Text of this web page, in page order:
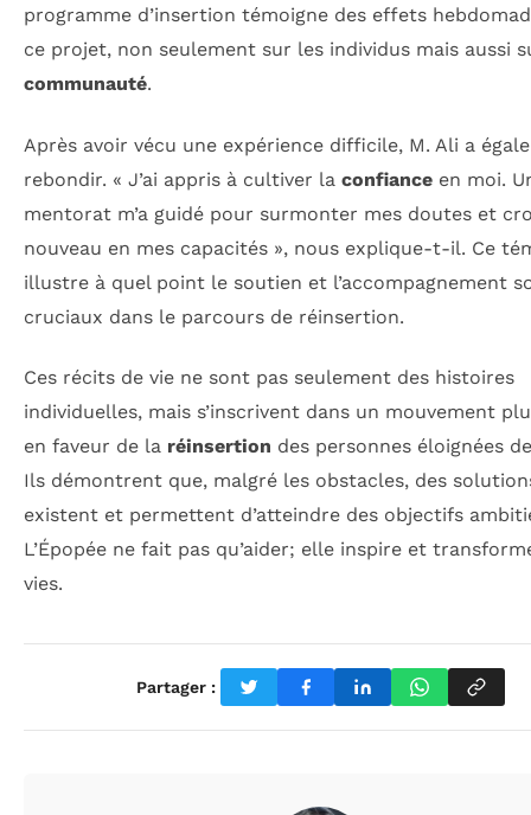
programme d’insertion témoigne des effets
ce projet, non seulement sur les individus mais aussi
communauté.
Après avoir vécu une expérience difficile, M. Ali a
rebondir. « J’ai appris à cultiver la confiance en moi.
mentorat m’a guidé pour surmonter mes doutes et
nouveau en mes capacités », nous explique-t-il. Ce
illustre à quel point le soutien et l’accompagnement
cruciaux dans le parcours de réinsertion.
Ces récits de vie ne sont pas seulement des histoires
individuelles, mais s’inscrivent dans un mouvement
en faveur de la réinsertion des personnes éloignées
Ils démontrent que, malgré les obstacles, des
existent et permettent d’atteindre des objectifs
L’Épopée ne fait pas qu’aider; elle inspire et
vies.
Partager :